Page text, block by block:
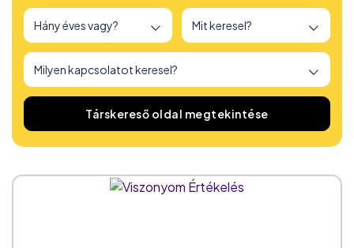
166 társkereső oldalt találtunk
Társkereső oldal megtekintése